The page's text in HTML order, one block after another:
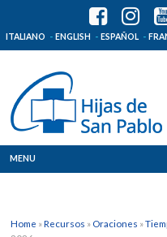
ITALIANO ENGLISH ESPAÑOL
MENU
Dónde estamos
Home »Recursos » Oraciones »